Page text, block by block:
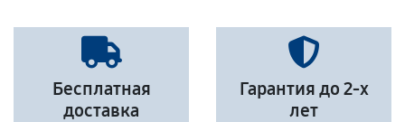
Бесплатная
доставка
Гарантия до 2-х
лет